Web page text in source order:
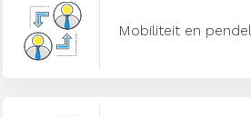
Mobiliteit en pendel